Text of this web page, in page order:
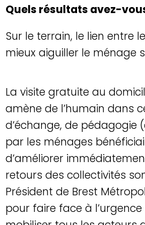
Quels résultats avez-
Sur le terrain, le lien
mieux aiguiller le ménage
La visite gratuite au
amène de l’humain dans
d’échange, de
par les ménages
d’améliorer
retours des collectivités
Président de Brest
pour faire face à